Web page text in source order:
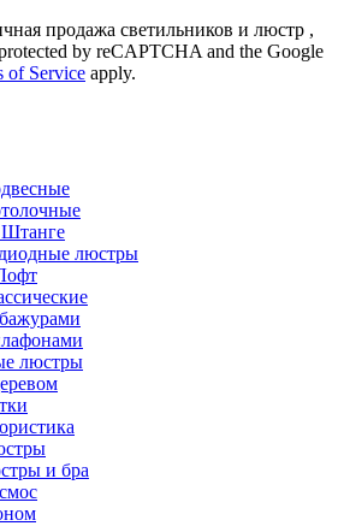
продажа светильников и люстр ,
by reCAPTCHA and the Google
of Service apply.
люстры
люстры
и бра